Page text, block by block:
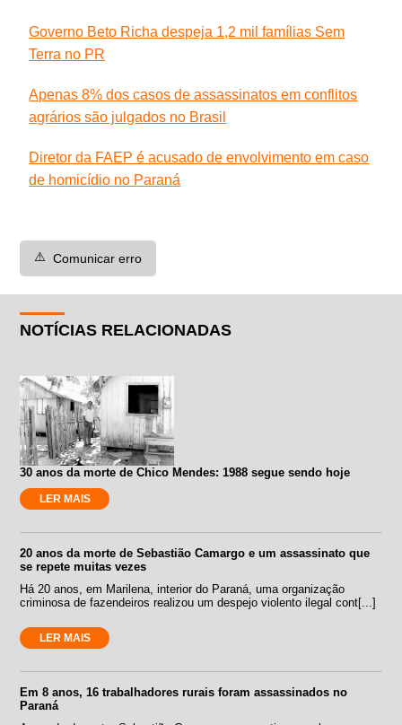
Governo Beto Richa despeja 1,2 mil famílias Sem
Terra no PR
Apenas 8% dos casos de assassinatos em conflitos
agrários são julgados no Brasil
Diretor da FAEP é acusado de envolvimento em caso
de homicídio no Paraná
⚠️ Comunicar erro
NOTÍCIAS RELACIONADAS
30 anos da morte de Chico Mendes: 1988 segue sendo hoje
LER MAIS
20 anos da morte de Sebastião Camargo e um assassinato que
se repete muitas vezes
Há 20 anos, em Marilena, interior do Paraná, uma organização
criminosa de fazendeiros realizou um despejo violento ilegal cont[...]
LER MAIS
Em 8 anos, 16 trabalhadores rurais foram assassinados no
Paraná